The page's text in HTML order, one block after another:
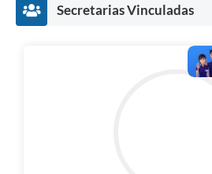
Secretarias Vinculadas